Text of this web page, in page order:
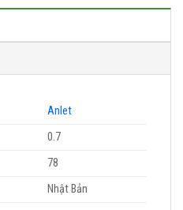
Anlet
0.7
78
Nhật Bản